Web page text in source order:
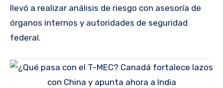
llevó a realizar análisis de riesgo con asesoría de
órganos internos y autoridades de seguridad
federal.